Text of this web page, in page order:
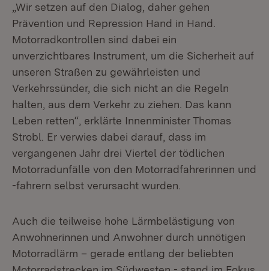
„Wir setzen auf den Dialog, daher gehen
Prävention und Repression Hand in Hand.
Motorradkontrollen sind dabei ein
unverzichtbares Instrument, um die Sicherheit auf
unseren Straßen zu gewährleisten und
Verkehrssünder, die sich nicht an die Regeln
halten, aus dem Verkehr zu ziehen. Das kann
Leben retten“, erklärte Innenminister Thomas
Strobl. Er verwies dabei darauf, dass im
vergangenen Jahr drei Viertel der tödlichen
Motorradunfälle von den Motorradfahrerinnen und
-fahrern selbst verursacht wurden.
Auch die teilweise hohe Lärmbelästigung von
Anwohnerinnen und Anwohner durch unnötigen
Motorradlärm – gerade entlang der beliebten